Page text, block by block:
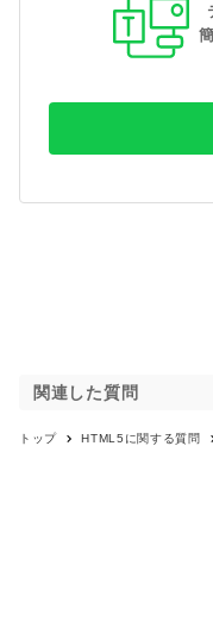
関連した質問
トップ HTML5 に関する質問